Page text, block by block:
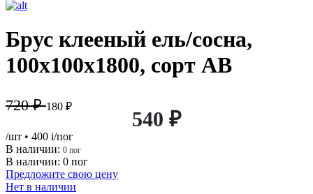
Брус клееный ель/сосна,
100х100х1800, сорт АВ
720 ₽180 ₽
540 ₽
/шт • 400 i/пог
В наличии: 0 пог
В наличии: 0 пог
Предложите свою цену
Нет в наличии